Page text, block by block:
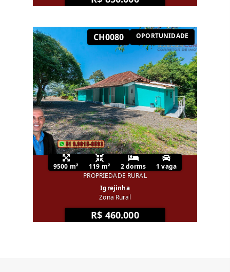
CH0080 OPORTUNIDADE
9500 m² 119 m² 2 dorms
1 vaga
PROPRIEDADE RURAL
Igrejinha
Zona Rural
R$ 460.000